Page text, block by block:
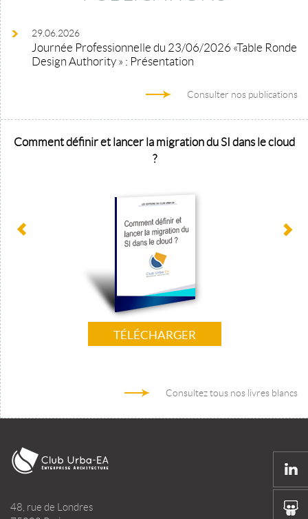
29.06.2026
Journée Professionnelle du 23/06/2026 «Table Ronde
Design Authority » : Présentation
Consulter nos publications
Comment définir et lancer la migration du SI dans le cloud
?
TÉLÉCHARGER
Consultez tous nos livres blancs
48, rue de Londres